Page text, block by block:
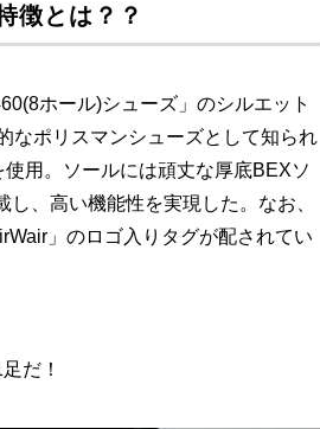
徴とは？？
ホール)シューズ」のシルエット
なポリスマンシューズとして知られ
用。ソールには頑丈な厚底BEXソ
、高い機能性を実現した。なお、
」のロゴ入りタグが配されてい
だ！